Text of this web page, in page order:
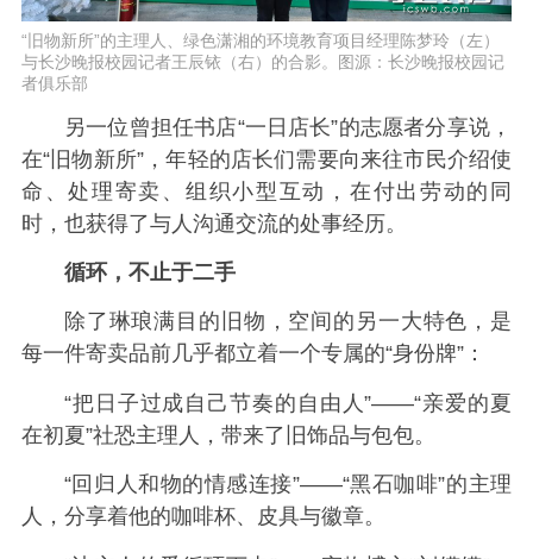
“旧物新所”的主理人、绿色潇湘的环境教育项目经理陈梦玲（左）
与长沙晚报校园记者王辰铱（右）的合影。图源：长沙晚报校园记
者俱乐部
另一位曾担任书店“一日店长”的志愿者分享说，
在“旧物新所”，年轻的店长们需要向来往市民介绍使
命、处理寄卖、组织小型互动，在付出劳动的同
时，也获得了与人沟通交流的处事经历。
循环，不止于二手
除了琳琅满目的旧物，空间的另一大特色，是
每一件寄卖品前几乎都立着一个专属的“身份牌”：
“把日子过成自己节奏的自由人”——“亲爱的夏
在初夏”社恐主理人，带来了旧饰品与包包。
“回归人和物的情感连接”——“黑石咖啡”的主理
人，分享着他的咖啡杯、皮具与徽章。